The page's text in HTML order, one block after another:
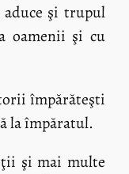
şi trupul
oamenii şi cu
împărăteşti
la împăratul.
şi mai multe